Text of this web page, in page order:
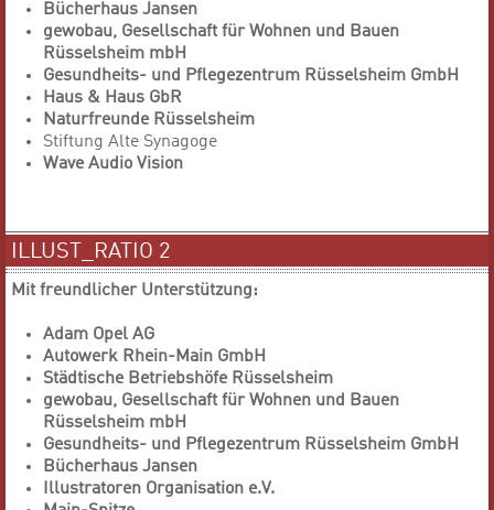
Bücherhaus Jansen
gewobau, Gesellschaft für Wohnen und Bauen
Rüsselsheim mbH
Gesundheits- und Pflegezentrum Rüsselsheim GmbH
Haus & Haus GbR
Naturfreunde Rüsselsheim
Stiftung Alte Synagoge
Wave Audio Vision
ILLUST_RATIO 2
Mit freundlicher Unterstützung:
Adam Opel AG
Autowerk Rhein-Main GmbH
Städtische Betriebshöfe Rüsselsheim
gewobau, Gesellschaft für Wohnen und Bauen
Rüsselsheim mbH
Gesundheits- und Pflegezentrum Rüsselsheim GmbH
Bücherhaus Jansen
Illustratoren Organisation e.V.